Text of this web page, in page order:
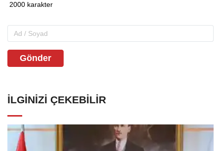
Gönder
İLGINIZI ÇEKEBILIR